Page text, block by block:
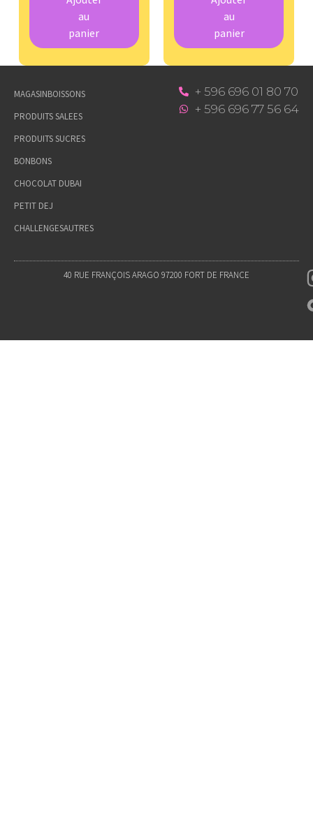
au
panier
au
panier
MAGASINBOISSONS
PRODUITS SALEES
PRODUITS SUCRES
BONBONS
CHOCOLAT DUBAI
PETIT DEJ
CHALLENGESAUTRES
+ 596 696 01 80 70
+ 596 696 77 56 64
40 RUE FRANÇOIS ARAGO 97200 FORT DE FRANCE